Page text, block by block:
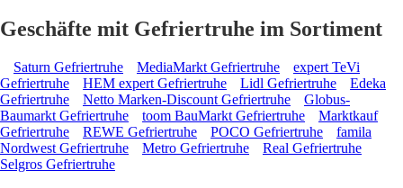
Geschäfte mit Gefriertruhe im Sortiment
Saturn Gefriertruhe MediaMarkt Gefriertruhe
expert TeVi
Gefriertruhe
HEM expert Gefriertruhe Lidl Gefriertruhe
Edeka
Gefriertruhe
Netto Marken-Discount Gefriertruhe
Globus-
Baumarkt Gefriertruhe
toom BauMarkt Gefriertruhe
Marktkauf
Gefriertruhe
REWE Gefriertruhe POCO Gefriertruhe
famila
Nordwest Gefriertruhe
Metro Gefriertruhe
Real Gefriertruhe
Selgros Gefriertruhe